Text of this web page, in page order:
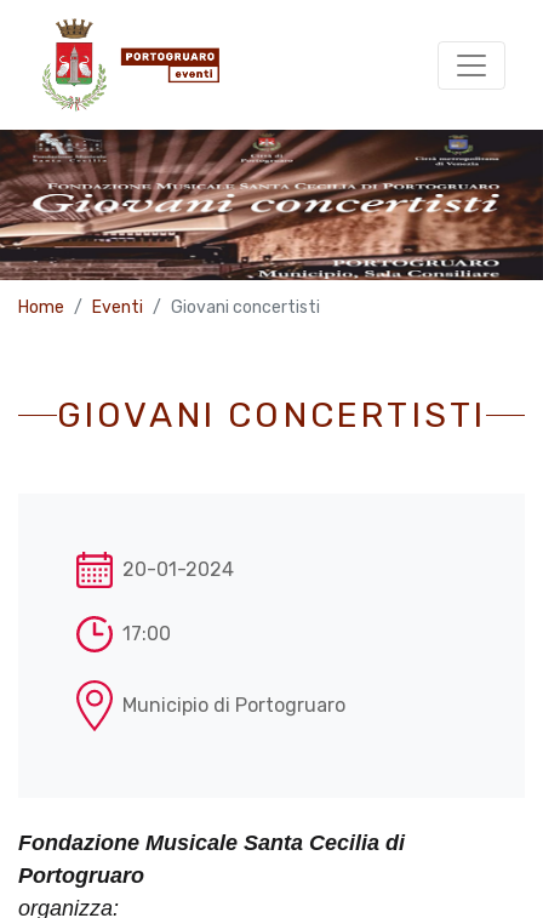
Home Eventi Giovani concertisti
GIOVANI CONCERTISTI
20-01-2024
17:00
Municipio di Portogruaro
Fondazione Musicale Santa Cecilia di
Portogruaro
organizza: